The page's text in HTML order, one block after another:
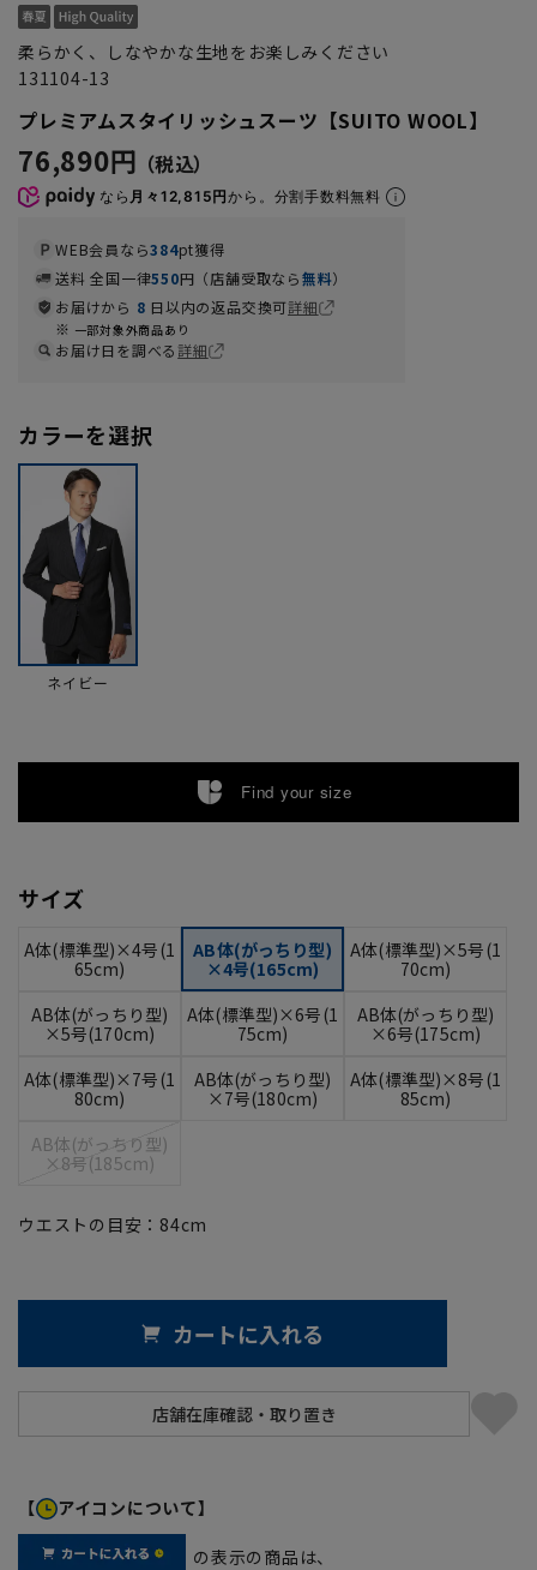
柔らかく、しなやかな生地をお楽しみください
131104-13
プレミアムスタイリッシュスーツ【SUITO WOOL】
76,890円
なら 月々12,815円から。分割手数料無料
WEB会員なら384pt獲得
送料 全国一律550円（店舗受取なら無料）
お届けから 8 日以内の返品交換可詳細
一部対象外商品あり
お届け日を調べる詳細
カラーを選択
ネイビー
Find your size
サイズ
A体(標準型)×4号(1
65cm)
AB体(がっちり型)
×4号(165cm)
A体(標準型)×5号(1
70cm)
AB体(がっちり型)
×5号(170cm)
A体(標準型)×6号(1
75cm)
AB体(がっちり型)
×6号(175cm)
A体(標準型)×7号(1
80cm)
AB体(がっちり型)
×7号(180cm)
A体(標準型)×8号(1
85cm)
AB体(がっちり型)
×8号(185cm)
ウエストの目安： 84cm
カートに入れる
【 アイコンについて】
の表示の商品は、